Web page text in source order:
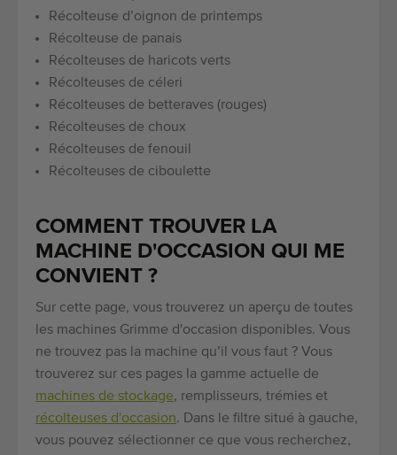
Récolteuse d’oignon de printemps
Récolteuse de panais
Récolteuses de haricots verts
Récolteuses de céleri
Récolteuses de betteraves (rouges)
Récolteuses de choux
Récolteuses de fenouil
Récolteuses de ciboulette
COMMENT TROUVER LA
MACHINE D'OCCASION QUI ME
CONVIENT ?
Sur cette page, vous trouverez un aperçu de toutes
les machines Grimme d'occasion disponibles. Vous
ne trouvez pas la machine qu’il vous faut ? Vous
trouverez sur ces pages la gamme actuelle de
machines de stockage, remplisseurs, trémies et
récolteuses d'occasion. Dans le filtre situé à gauche,
vous pouvez sélectionner ce que vous recherchez,